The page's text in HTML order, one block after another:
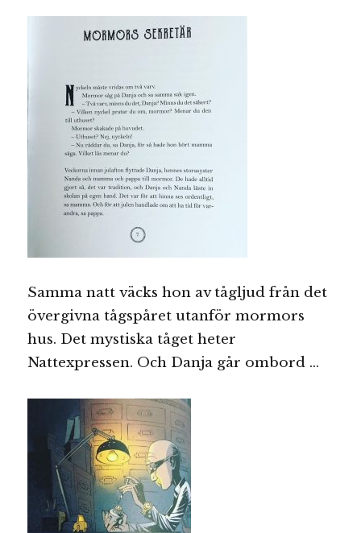
Samma natt väcks hon av tågljud från det
övergivna tågspåret utanför mormors
hus. Det mystiska tåget heter
Nattexpressen. Och Danja går ombord …